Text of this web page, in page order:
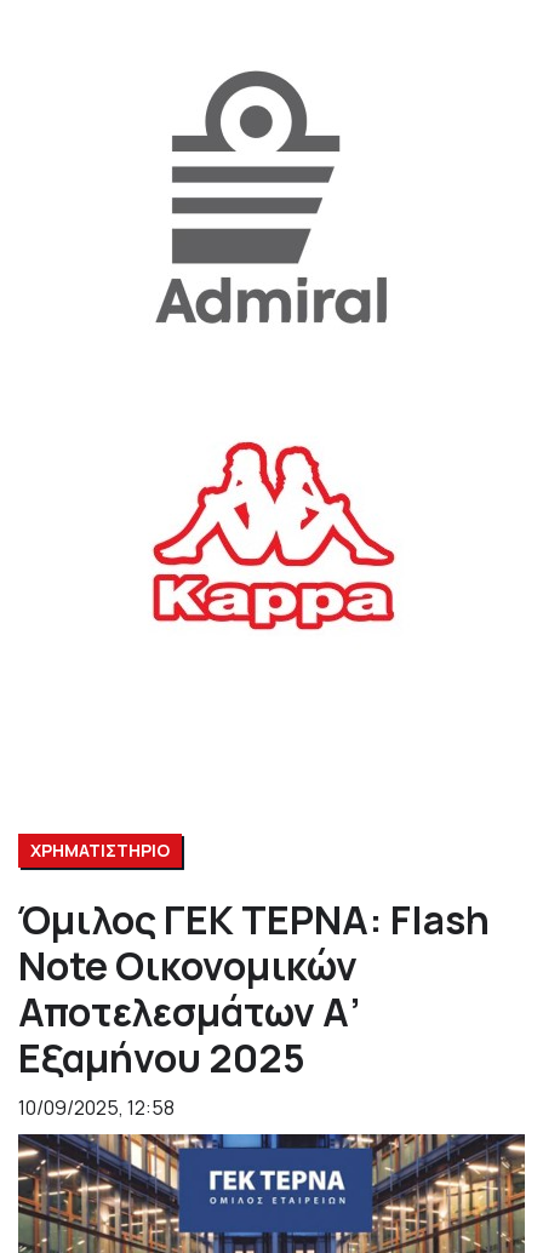
ΧΡΗΜΑΤΙΣΤΗΡΙΟ
Όμιλος ΓΕΚ ΤΕΡΝΑ: Flash
Note Οικονομικών
Αποτελεσμάτων Α’
Εξαμήνου 2025
10/09/2025, 12:58